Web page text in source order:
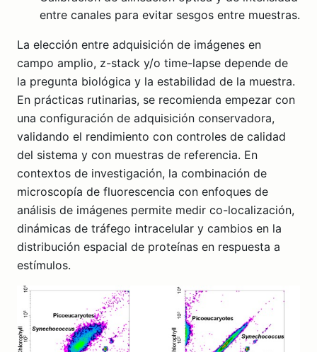
entre canales para evitar sesgos entre muestras.
La elección entre adquisición de imágenes en
campo amplio, z-stack y/o time-lapse depende de
la pregunta biológica y la estabilidad de la muestra.
En prácticas rutinarias, se recomienda empezar con
una configuración de adquisición conservadora,
validando el rendimiento con controles de calidad
del sistema y con muestras de referencia. En
contextos de investigación, la combinación de
microscopía de fluorescencia con enfoques de
análisis de imágenes permite medir co-localización,
dinámicas de tráfego intracelular y cambios en la
distribución espacial de proteínas en respuesta a
estímulos.